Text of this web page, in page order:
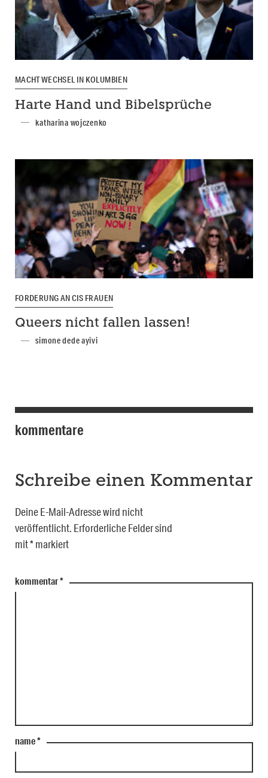
MACHTWECHSEL IN KOLUMBIEN
Harte Hand und Bibelsprüche
katharina wojczenko
FORDERUNG AN CIS FRAUEN
Queers nicht fallen lassen!
simone dede ayivi
kommentare
Schreibe einen Kommentar
Deine E-Mail-Adresse wird nicht
veröffentlicht. Erforderliche Felder sind
mit*markiert
kommentar*
name*